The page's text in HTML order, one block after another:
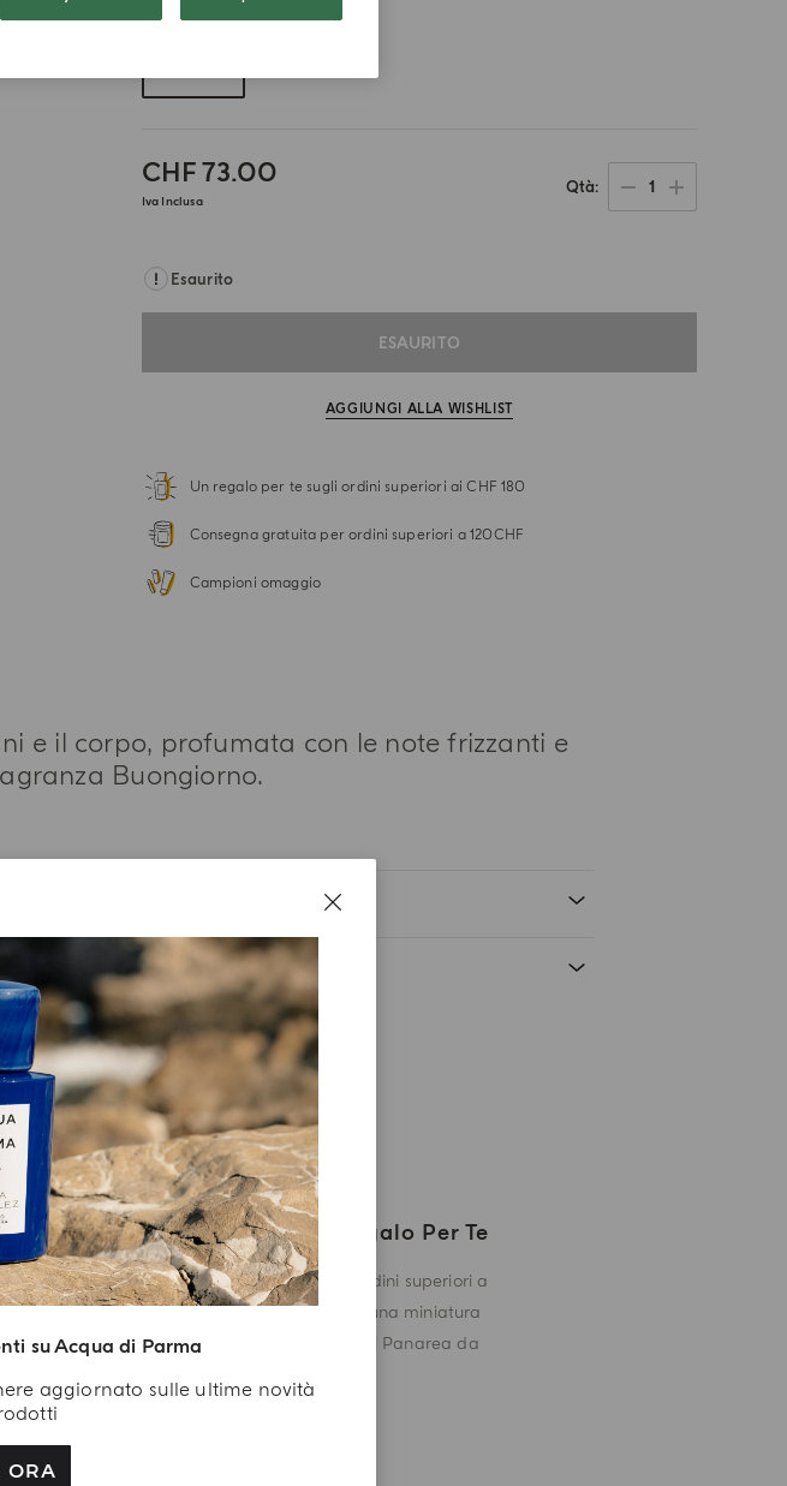
su Acqua di Parma
aggiornato sulle ultime novità
ORA
CHF 73.00
Iva Inclusa
Qtà 1
Esaurito
ESAURITO
AGGIUNGI ALLA WISHLIST
Un regalo per te sugli ordini superiori ai CHF 180
Consegna gratuita per ordini superiori a 120CHF
Campioni omaggio
e il corpo, profumata con le note frizzanti e
Buongiorno.
Un Regalo Per Te
Con gli ordini superiori a
CHF 180 una miniatura
di Mirto di Panarea da